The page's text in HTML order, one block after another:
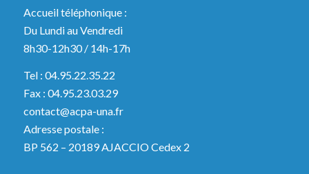
Accueil téléphonique :
Du Lundi au Vendredi
8h30-12h30 / 14h-17h
Tel : 04.95.22.35.22
Fax : 04.95.23.03.29
contact@acpa-una.fr
Adresse postale :
BP 562 – 20189 AJACCIO Cedex 2